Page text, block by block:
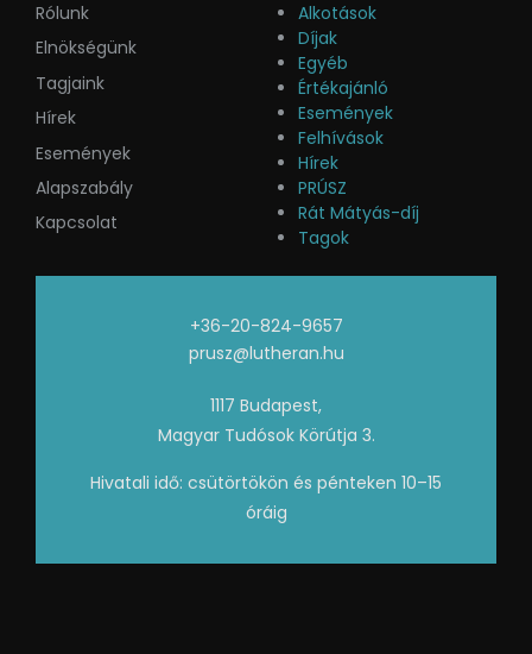
Rólunk
Elnökségünk
Tagjaink
Hírek
Események
Alapszabály
Kapcsolat
Alkotások
Díjak
Egyéb
Értékajánló
Események
Felhívások
Hírek
PRÚSZ
Rát Mátyás-díj
Tagok
+36-20-824-9657
prusz@lutheran.hu
1117 Budapest,
Magyar Tudósok Körútja 3.
Hivatali idő: csütörtökön és pénteken 10–15
óráig